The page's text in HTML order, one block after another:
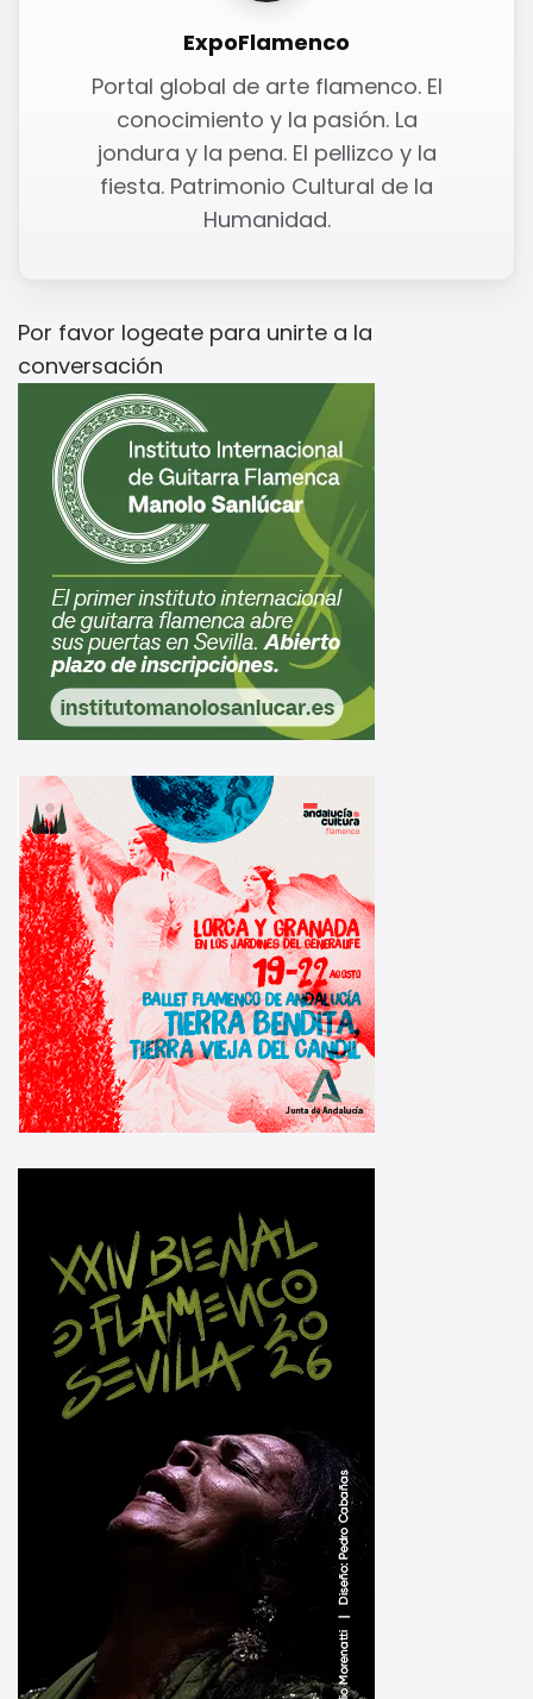
ExpoFlamenco
Portal global de arte flamenco. El
conocimiento y la pasión. La
jondura y la pena. El pellizco y la
fiesta. Patrimonio Cultural de la
Humanidad.
Por favor logeate para unirte a la
conversación